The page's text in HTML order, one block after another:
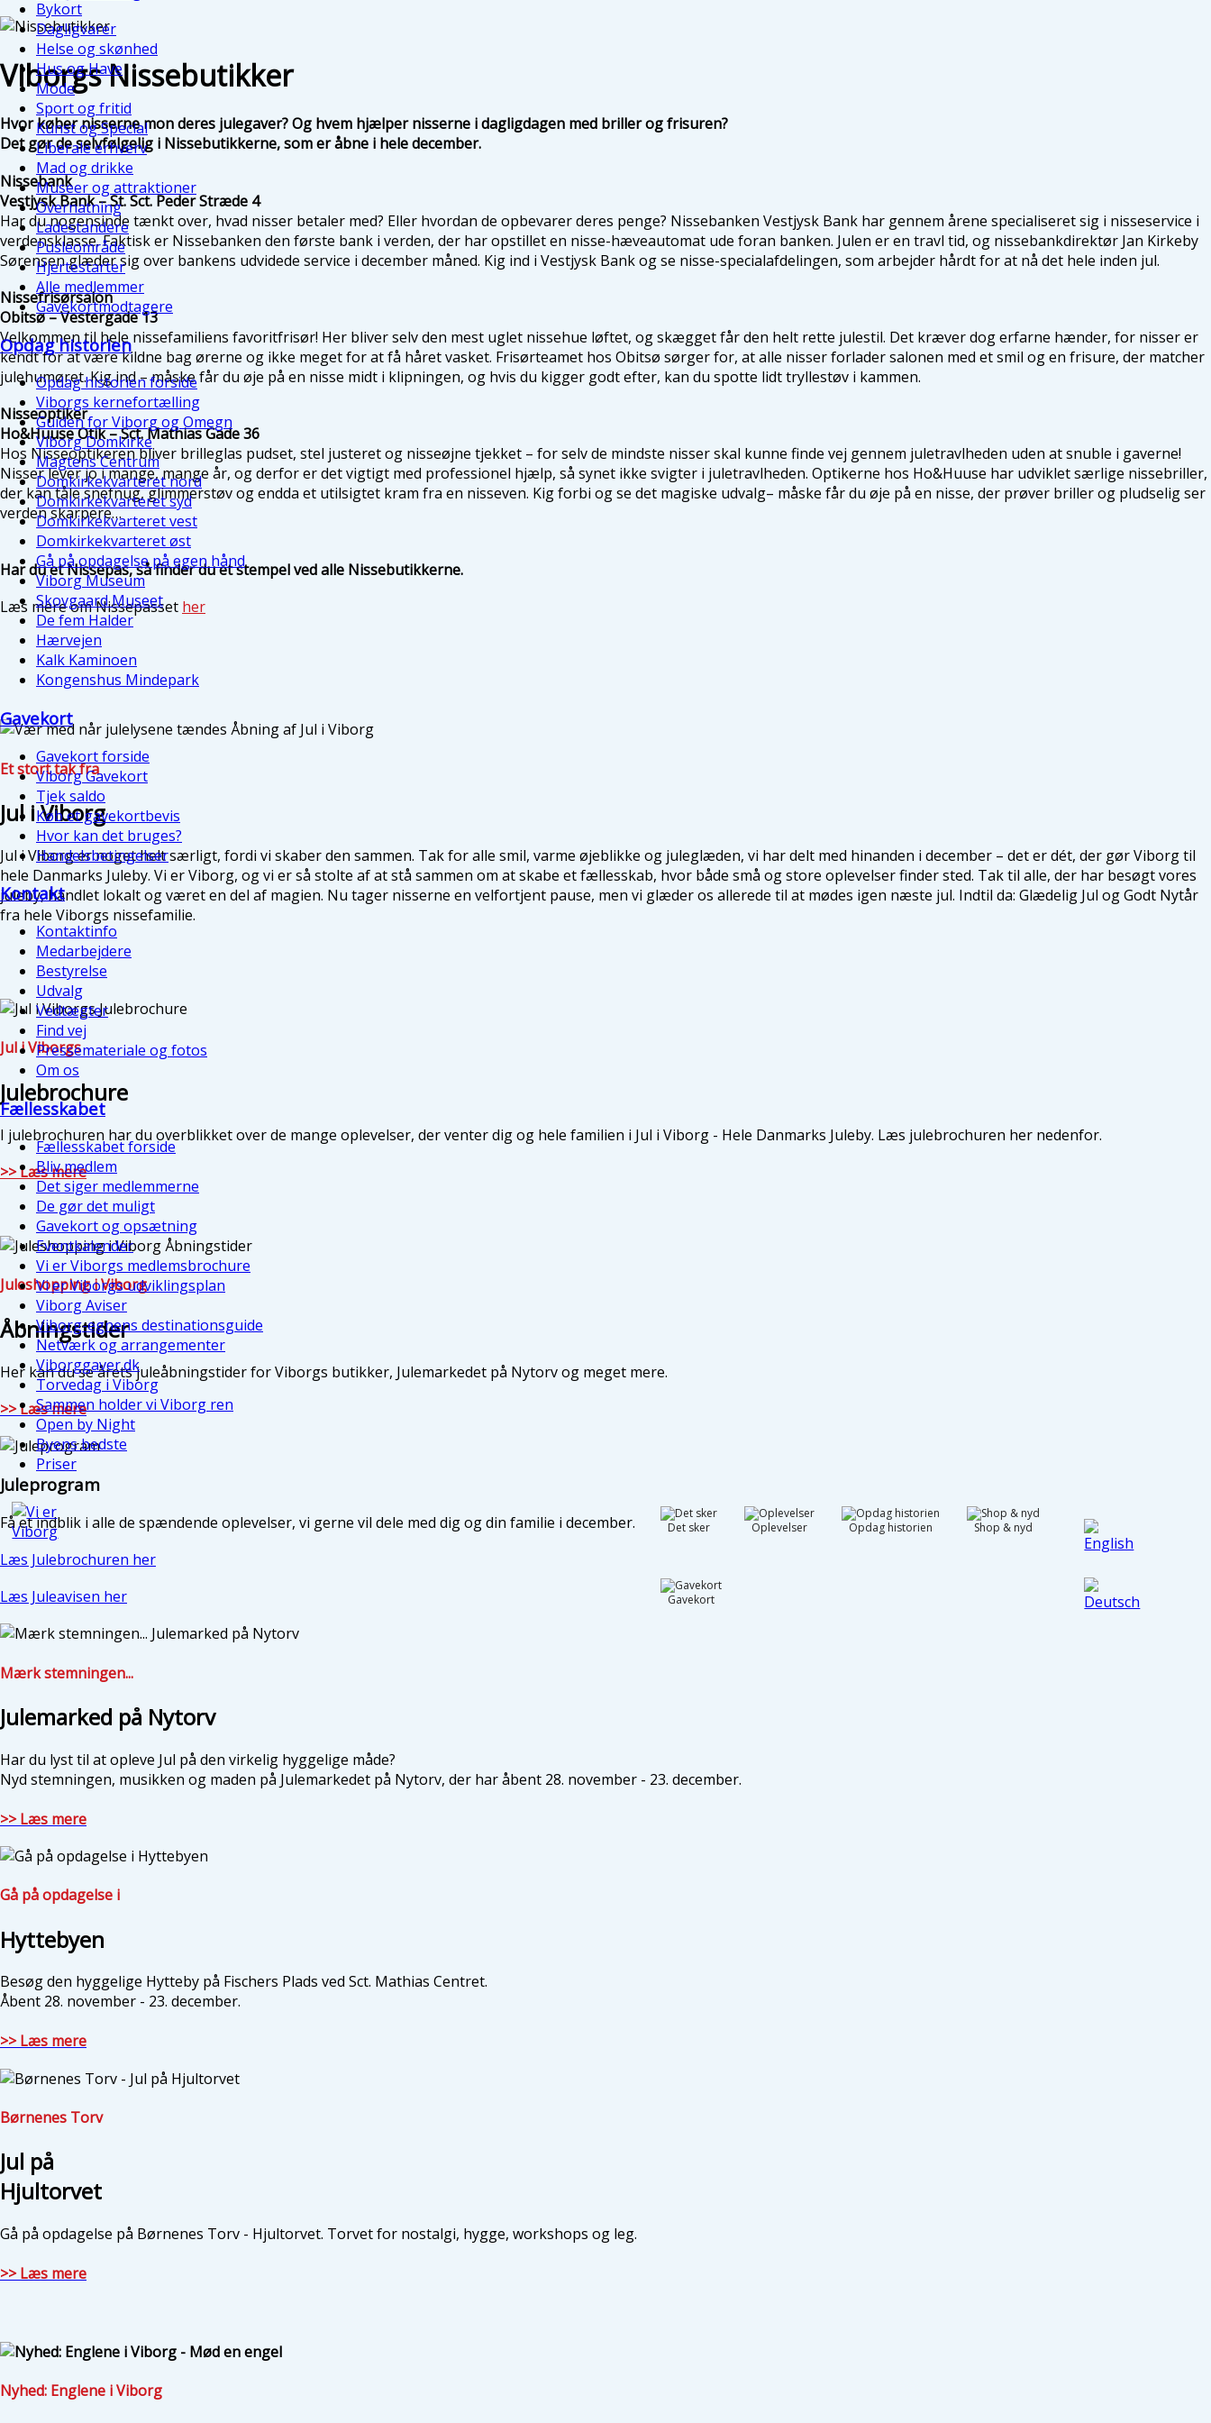
Bykort
Dagligvarer
Helse og skønhed
Hus og Have
Mode
Sport og fritid
Kunst og Special
Liberale erhverv
Mad og drikke
Museer og attraktioner
Overnatning
Ladestandere
Pusleområde
Hjertestarter
Alle medlemmer
Gavekortmodtagere
Opdag historien
Opdag historien forside
Viborgs kernefortælling
Guiden for Viborg og Omegn
Viborg Domkirke
Magtens Centrum
Domkirkekvarteret nord
Domkirkekvarteret syd
Domkirkekvarteret vest
Domkirkekvarteret øst
Gå på opdagelse på egen hånd
Viborg Museum
Skovgaard Museet
De fem Halder
Hærvejen
Kalk Kaminoen
Kongenshus Mindepark
Gavekort
Gavekort forside
Viborg Gavekort
Tjek saldo
Køb et gavekortbevis
Hvor kan det bruges?
Handelsbetingelser
Kontakt
Kontaktinfo
Medarbejdere
Bestyrelse
Udvalg
Vedtægter
Find vej
Pressemateriale og fotos
Om os
Fællesskabet
Fællesskabet forside
Bliv medlem
Det siger medlemmerne
De gør det muligt
Gavekort og opsætning
Eventkalender
Vi er Viborgs medlemsbrochure
Vi er Viborgs udviklingsplan
Viborg Aviser
Viborg-egnens destinationsguide
Netværk og arrangementer
Viborggaver.dk
Torvedag i Viborg
Sammen holder vi Viborg ren
Open by Night
Byens bedste
Priser
Det sker Oplevelser Opdag historien Shop & nyd
Gavekort
Viborgs Nissebutikker
Hvor køber nisserne mon deres julegaver? Og hvem hjælper nisserne i dagligdagen med briller og frisuren?
Det gør de selvfølgelig i Nissebutikkerne, som er åbne i hele december.
Nissebank
Vestjysk Bank – St. Sct. Peder Stræde 4
Har du nogensinde tænkt over, hvad nisser betaler med? Eller hvordan de opbevarer deres penge? Nissebanken Vestjysk Bank har gennem årene specialiseret sig i nisseservice i
verdensklasse. Faktisk er Nissebanken den første bank i verden, der har opstillet en nisse-hæveautomat ude foran banken. Julen er en travl tid, og nissebankdirektør Jan Kirkeby
Sørensen glæder sig over bankens udvidede service i december måned. Kig ind i Vestjysk Bank og se nisse-specialafdelingen, som arbejder hårdt for at nå det hele inden jul.
Nissefrisørsalon
Obitsø – Vestergade 13
Velkommen til hele nissefamiliens favoritfrisør! Her bliver selv den mest uglet nissehue løftet, og skægget får den helt rette julestil. Det kræver dog erfarne hænder, for nisser er
kendt for at være kildne bag ørerne og ikke meget for at få håret vasket. Frisørteamet hos Obitsø sørger for, at alle nisser forlader salonen med et smil og en frisure, der matcher
julehumøret. Kig ind – måske får du øje på en nisse midt i klipningen, og hvis du kigger godt efter, kan du spotte lidt tryllestøv i kammen.
Nisseoptiker
Ho&Huuse Otik – Sct. Mathias Gade 36
Hos Nisseoptikeren bliver brilleglas pudset, stel justeret og nisseøjne tjekket – for selv de mindste nisser skal kunne finde vej gennem juletravlheden uden at snuble i gaverne!
Nisser lever jo i mange, mange år, og derfor er det vigtigt med professionel hjælp, så synet ikke svigter i juletravlheden. Optikerne hos Ho&Huuse har udviklet særlige nissebriller,
der kan tåle snefnug, glimmerstøv og endda et utilsigtet kram fra en nisseven. Kig forbi og se det magiske udvalg– måske får du øje på en nisse, der prøver briller og pludselig ser
verden skarpere…
Har du et Nissepas, så finder du et stempel ved alle Nissebutikkerne.
Læs mere om Nissepasset her
Et stort tak fra
Jul i Viborg
Jul i Viborg er noget helt særligt, fordi vi skaber den sammen. Tak for alle smil, varme øjeblikke og juleglæden, vi har delt med hinanden i december – det er dét, der gør Viborg til
hele Danmarks Juleby. Vi er Viborg, og vi er så stolte af at stå sammen om at skabe et fællesskab, hvor både små og store oplevelser finder sted. Tak til alle, der har besøgt vores
juleby, handlet lokalt og været en del af magien. Nu tager nisserne en velfortjent pause, men vi glæder os allerede til at mødes igen næste jul. Indtil da: Glædelig Jul og Godt Nytår
fra hele Viborgs nissefamilie.
Jul i Viborgs
Julebrochure
I julebrochuren har du overblikket over de mange oplevelser, der venter dig og hele familien i Jul i Viborg - Hele Danmarks Juleby. Læs julebrochuren her nedenfor.
>> Læs mere
Juleshopping i Viborg
Åbningstider
Her kan du se årets juleåbningstider for Viborgs butikker, Julemarkedet på Nytorv og meget mere.
>> Læs mere
Juleprogram
Få et indblik i alle de spændende oplevelser, vi gerne vil dele med dig og din familie i december.
Læs Julebrochuren her
Læs Juleavisen her
Mærk stemningen...
Julemarked på Nytorv
Har du lyst til at opleve Jul på den virkelig hyggelige måde?
Nyd stemningen, musikken og maden på Julemarkedet på Nytorv, der har åbent 28. november - 23. december.
>> Læs mere
Gå på opdagelse i
Hyttebyen
Besøg den hyggelige Hytteby på Fischers Plads ved Sct. Mathias Centret.
Åbent 28. november - 23. december.
>> Læs mere
Børnenes Torv
Jul på
Hjultorvet
Gå på opdagelse på Børnenes Torv - Hjultorvet. Torvet for nostalgi, hygge, workshops og leg.
>> Læs mere
Nyhed: Englene i Viborg